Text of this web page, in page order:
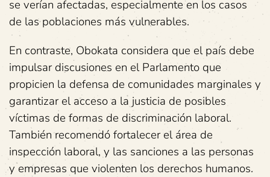
se verían afectadas, especialmente en los casos
de las poblaciones más vulnerables.
En contraste, Obokata considera que el país debe
impulsar discusiones en el Parlamento que
propicien la defensa de comunidades marginales y
garantizar el acceso a la justicia de posibles
víctimas de formas de discriminación laboral.
También recomendó fortalecer el área de
inspección laboral, y las sanciones a las personas
y empresas que violenten los derechos humanos.